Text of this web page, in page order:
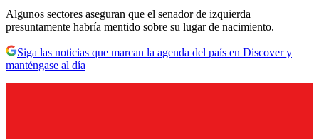
Algunos sectores aseguran que el senador de izquierda
presuntamente habría mentido sobre su lugar de nacimiento.
Siga las noticias que marcan la agenda del país en Discover y
manténgase al día